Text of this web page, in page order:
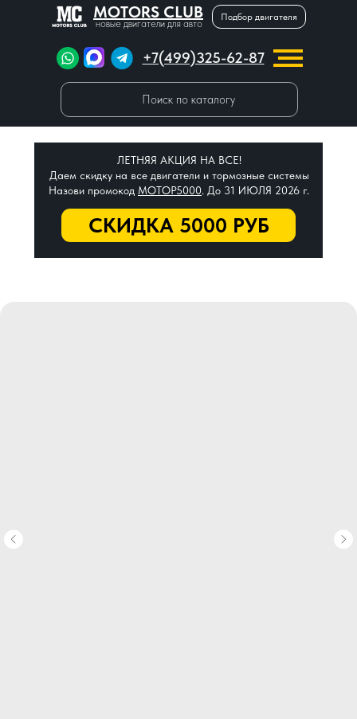
MOTORS CLUB
новые двигатели для авто
Подбор двигателя
+7(499)325-62-87
Поиск по каталогу
СКИДКА 5000 РУБ
ЛЕТНЯЯ АКЦИЯ НА ВСЕ!
Даем скидку на все двигатели и тормозные системы
Назови промокод МОТОР5000. До 31 ИЮЛЯ 2026 г.